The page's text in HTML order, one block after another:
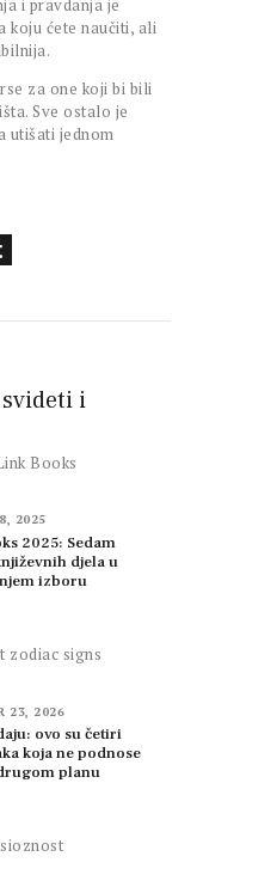
i pravdanja je
koju ćete naučiti, ali
za one koji bi bili
Sve ostalo je
utišati jednom
svideti i
2025
2025: Sedam
djela u
izboru
23, 2026
ovo su četiri
koja ne podnose
planu